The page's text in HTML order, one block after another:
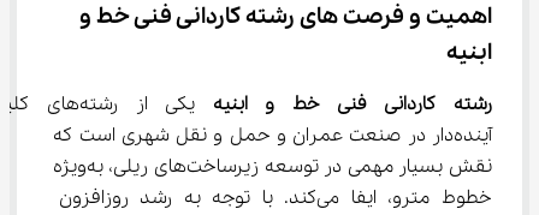
اهمیت و فرصت‌ های رشته کاردانی فنی خط و
ابنیه
رشته کاردانی فنی خط و ابنیه
یکی از
آینده‌دار در صنعت عمران و حمل و نقل شهری است که
نقش بسیار مهمی در توسعه زیرساخت‌های ریلی، به‌ویژه
خطوط مترو، ایفا می‌کند. با توجه به رشد روزافزون